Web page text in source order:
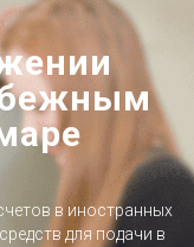
в иностранных
для подачи в